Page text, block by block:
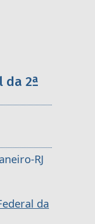
da 2ª
RJ
da